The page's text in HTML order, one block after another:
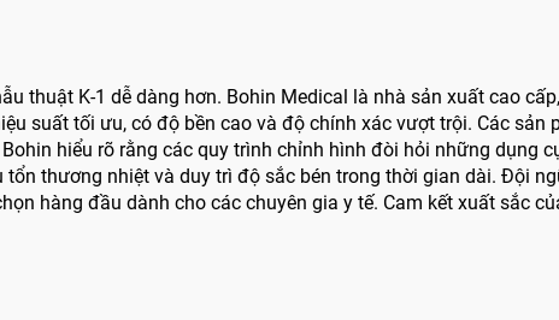
thuật K-1 dễ dàng hơn. Bohin Medical là nhà sản xuất cao
suất tối ưu, có độ bền cao và độ chính xác vượt trội. Các
hiểu rõ rằng các quy trình chỉnh hình đòi hỏi những dụng
thương nhiệt và duy trì độ sắc bén trong thời gian dài. Đội
hàng đầu dành cho các chuyên gia y tế. Cam kết xuất sắc